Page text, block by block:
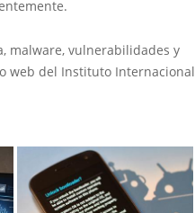
malware, vulnerabilidades y
web del Instituto Internacional